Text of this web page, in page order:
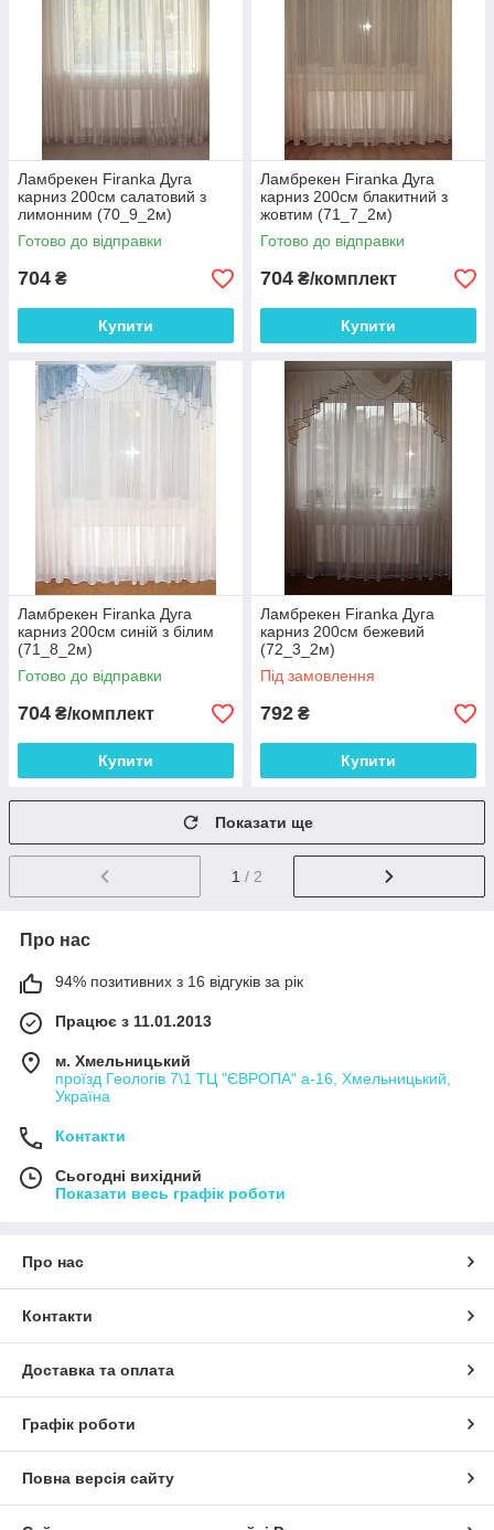
Ламбрекен Firanka Дуга
карниз 200см салатовий з
лимонним (70_9_2м)
Готово до відправки
704 ₴
Купити
Ламбрекен Firanka Дуга
карниз 200см блакитний з
жовтим (71_7_2м)
Готово до відправки
704 ₴/комплект
Купити
Ламбрекен Firanka Дуга
карниз 200см синій з білим
(71_8_2м)
Готово до відправки
704 ₴/комплект
Купити
Ламбрекен Firanka Дуга
карниз 200см бежевий
(72_3_2м)
Під замовлення
792 ₴
Купити
Показати ще
1 / 2
Про нас
94% позитивних з 16 відгуків за рік
Працює з 11.01.2013
м. Хмельницький
проїзд Геологів 7\1 ТЦ "ЄВРОПА" а-16, Хмельницький,
Україна
Контакти
Сьогодні вихідний
Показати весь графік роботи
Про нас
Контакти
Доставка та оплата
Графік роботи
Повна версія сайту